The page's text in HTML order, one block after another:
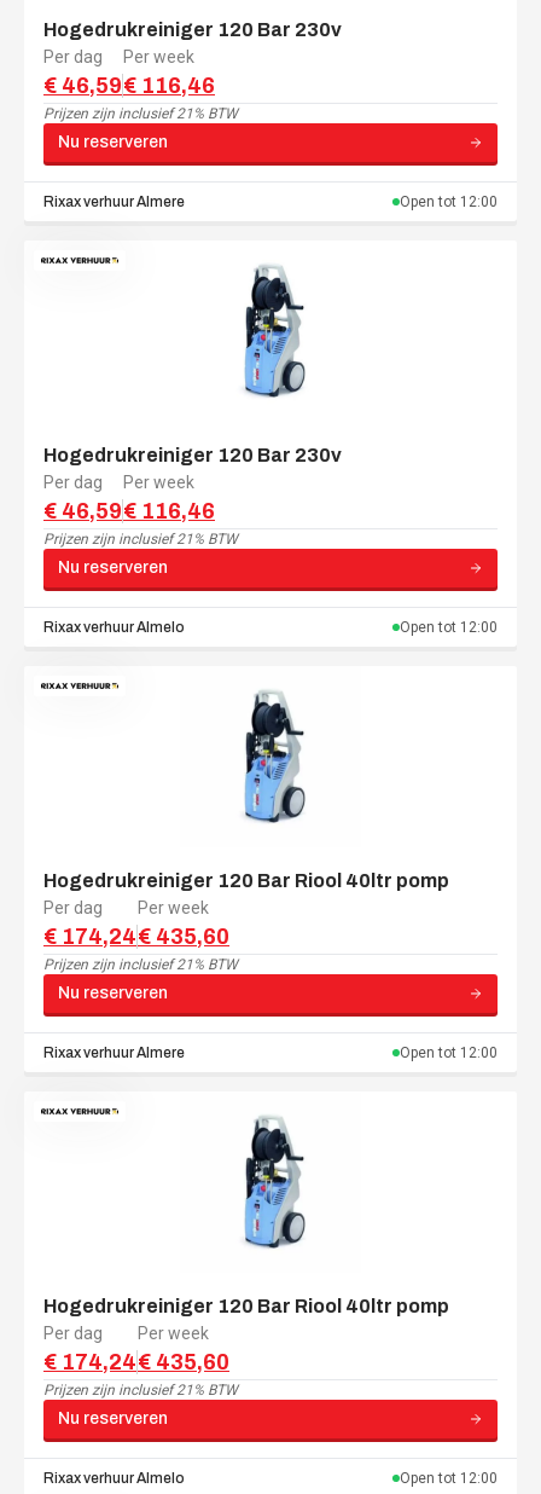
Hogedrukreiniger 120 Bar 230v
Per dag
€ 46,59
Per week
€ 116,46
Prijzen zijn inclusief 21% BTW
Nu reserveren
Rixax verhuurAlmere Open tot 12:00
Hogedrukreiniger 120 Bar 230v
Per dag
€ 46,59
Per week
€ 116,46
Prijzen zijn inclusief 21% BTW
Nu reserveren
Rixax verhuurAlmelo Open tot 12:00
Hogedrukreiniger 120 Bar Riool 40ltr pomp
Per dag
€ 174,24
Per week
€ 435,60
Prijzen zijn inclusief 21% BTW
Nu reserveren
Rixax verhuurAlmere Open tot 12:00
Hogedrukreiniger 120 Bar Riool 40ltr pomp
Per dag
€ 174,24
Per week
€ 435,60
Prijzen zijn inclusief 21% BTW
Nu reserveren
Rixax verhuurAlmelo Open tot 12:00